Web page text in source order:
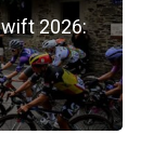
2026: